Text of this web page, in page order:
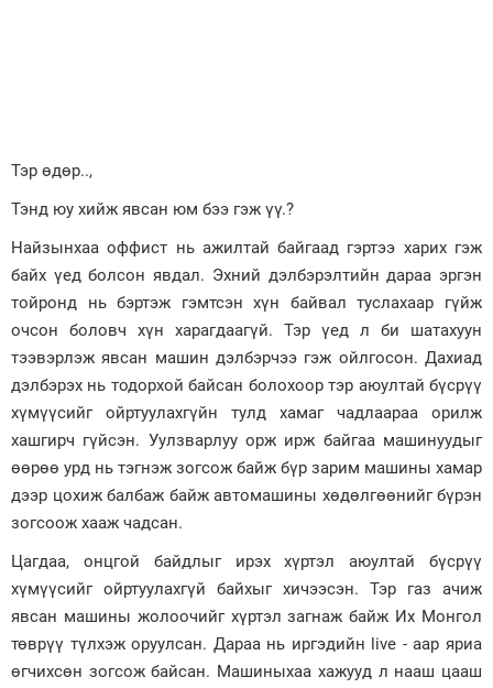
Тэр өдөр..,
Тэнд юу хийж явсан юм бээ гэж үү.?
Найзынхаа оффист нь ажилтай байгаад гэртээ харих гэж
байх үед болсон явдал. Эхний дэлбэрэлтийн дараа эргэн
тойронд нь бэртэж гэмтсэн хүн байвал туслахаар гүйж
очсон боловч хүн харагдаагүй. Тэр үед л би шатахуун
тээвэрлэж явсан машин дэлбэрчээ гэж ойлгосон. Дахиад
дэлбэрэх нь тодорхой байсан болохоор тэр аюултай бүсрүү
хүмүүсийг ойртуулахгүйн тулд хамаг чадлаараа орилж
хашгирч гүйсэн. Уулзварлуу орж ирж байгаа машинуудыг
өөрөө урд нь тэгнэж зогсож байж бүр зарим машины хамар
дээр цохиж балбаж байж автомашины хөдөлгөөнийг бүрэн
зогсоож хааж чадсан.
Цагдаа, онцгой байдлыг ирэх хүртэл аюултай бүсрүү
хүмүүсийг ойртуулахгүй байхыг хичээсэн. Тэр газ ачиж
явсан машины жолоочийг хүртэл загнаж байж Их Монгол
төврүү түлхэж оруулсан. Дараа нь иргэдийн live - аар яриа
өгчихсөн зогсож байсан. Машиныхаа хажууд л нааш цааш